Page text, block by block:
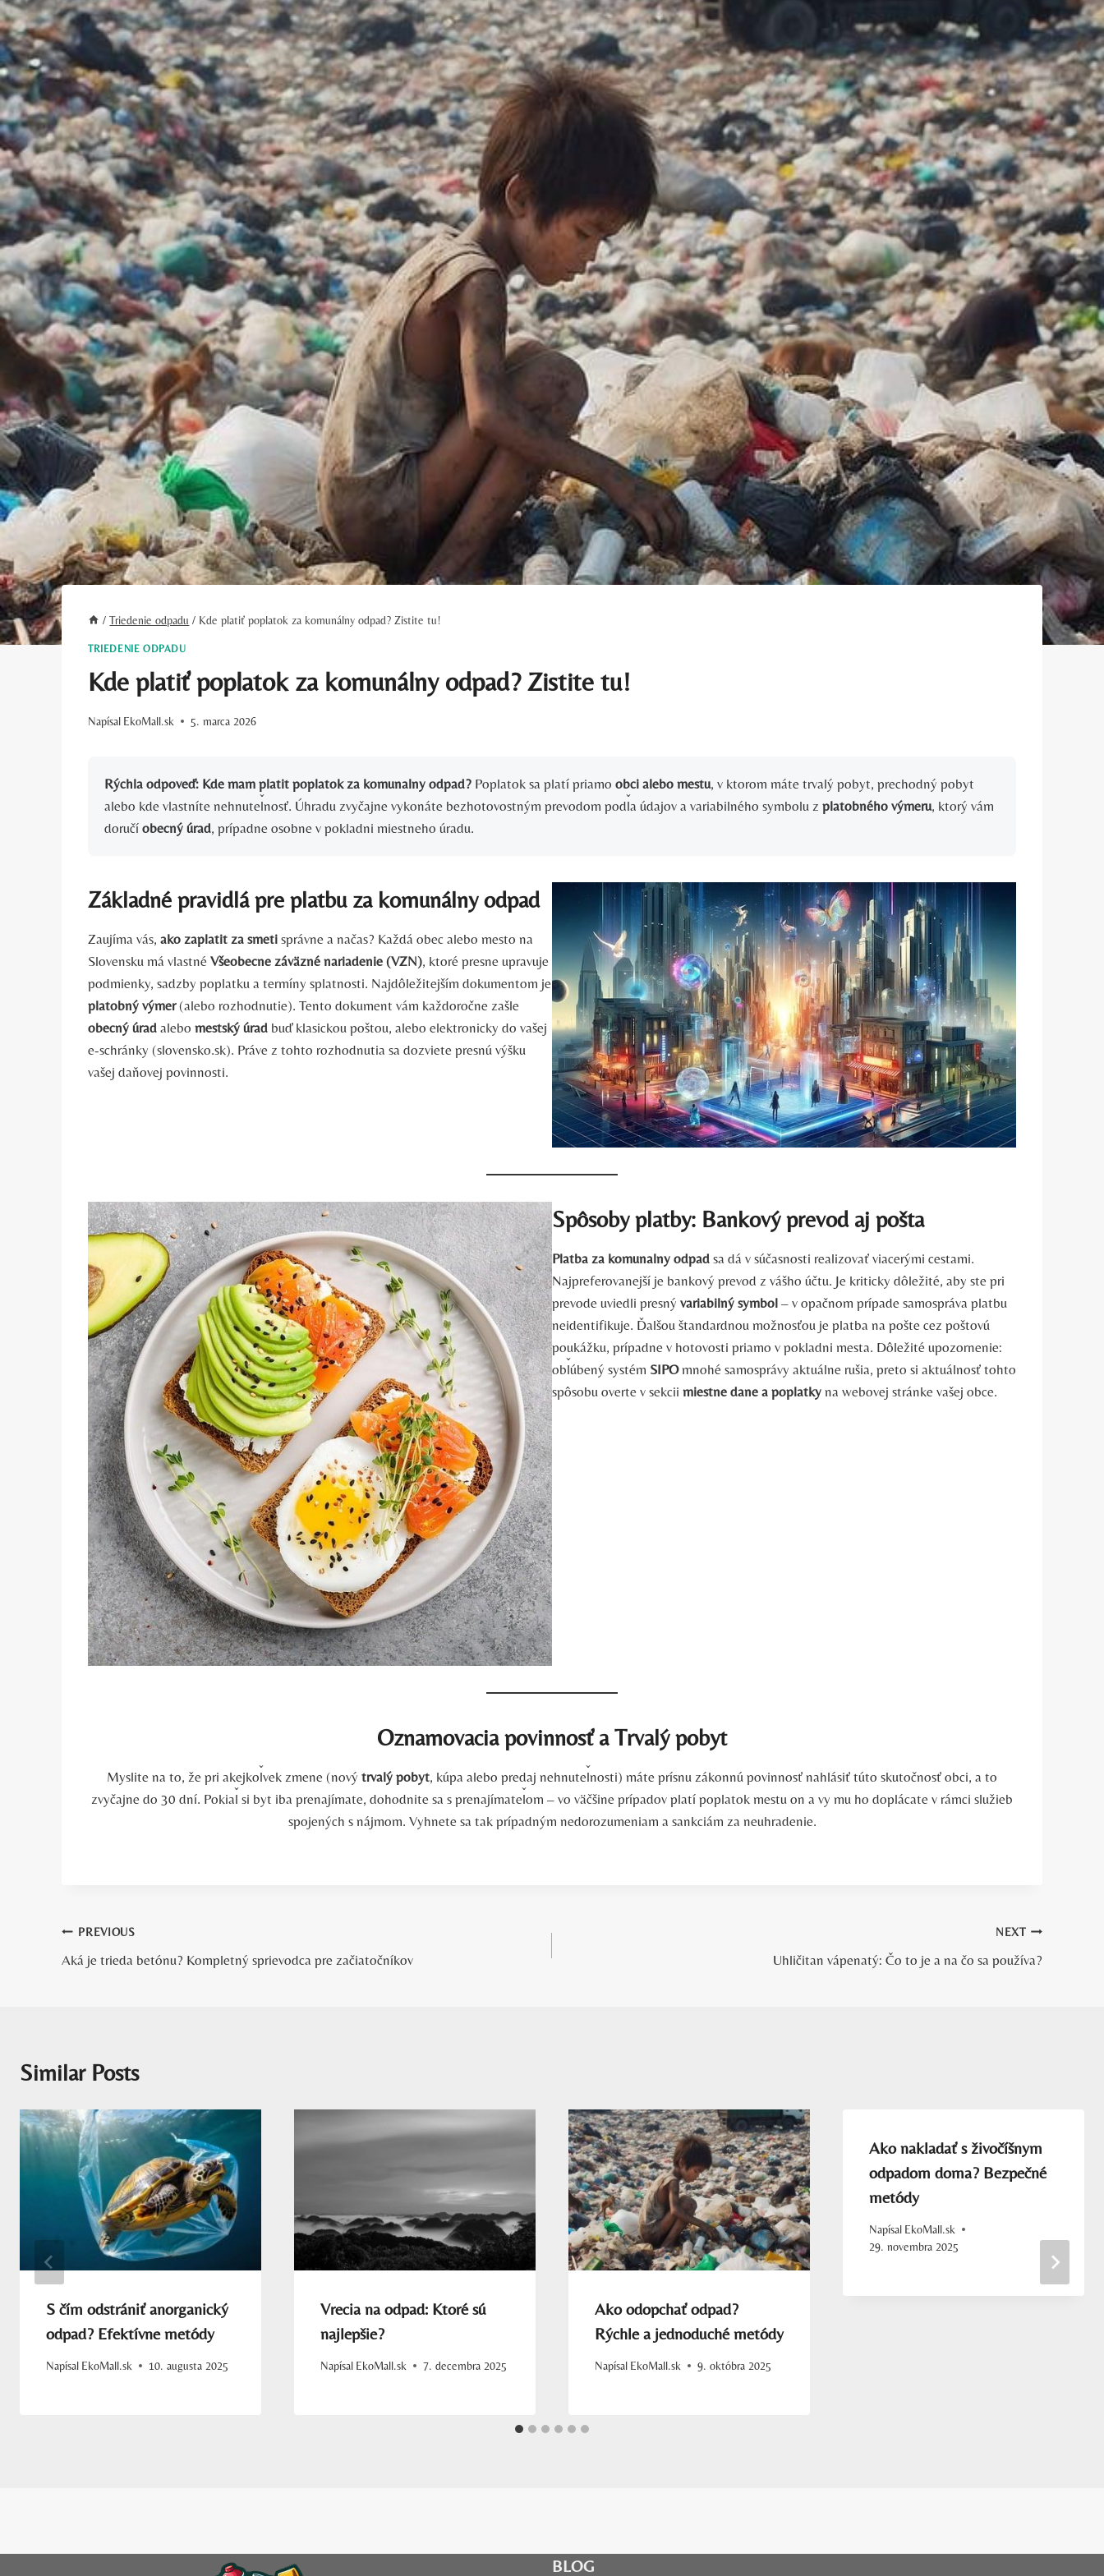
/ Triedenie odpadu / Kde platiť poplatok za komunálny odpad? Zistite tu!
TRIEDENIE ODPADU
Kde platiť poplatok za komunálny odpad? Zistite tu!
Napísal EkoMall.sk 5. marca 2026
Rýchla odpoveď: Kde mam platit poplatok za komunalny odpad? Poplatok sa platí priamo obci alebo mestu, v ktorom máte trvalý pobyt, prechodný pobyt
alebo kde vlastníte nehnuteľnosť. Úhradu zvyčajne vykonáte bezhotovostným prevodom podľa údajov a variabilného symbolu z platobného výmeru, ktorý vám
doručí obecný úrad, prípadne osobne v pokladni miestneho úradu.
Základné pravidlá pre platbu za komunálny odpad
Zaujíma vás, ako zaplatit za smeti správne a načas? Každá obec alebo mesto na
Slovensku má vlastné Všeobecne záväzné nariadenie (VZN), ktoré presne upravuje
podmienky, sadzby poplatku a termíny splatnosti. Najdôležitejším dokumentom je
platobný výmer(alebo rozhodnutie). Tento dokument vám každoročne zašle
obecný úrad alebo mestský úrad buď klasickou poštou, alebo elektronicky do vašej
e-schránky (slovensko.sk). Práve z tohto rozhodnutia sa dozviete presnú výšku
vašej daňovej povinnosti.
Spôsoby platby: Bankový prevod aj pošta
Platba za komunalny odpad sa dá v súčasnosti realizovať viacerými cestami.
Najpreferovanejší je bankový prevod z vášho účtu. Je kriticky dôležité, aby ste pri
prevode uviedli presný variabilný symbol – v opačnom prípade samospráva platbu
neidentifikuje. Ďalšou štandardnou možnosťou je platba na pošte cez poštovú
poukážku, prípadne v hotovosti priamo v pokladni mesta. Dôležité upozornenie:
obľúbený systém SIPOmnohé samosprávy aktuálne rušia, preto si aktuálnosť tohto
spôsobu overte v sekcii miestne dane a poplatky na webovej stránke vašej obce.
Oznamovacia povinnosť a Trvalý pobyt
Myslite na to, že pri akejkoľvek zmene (nový trvalý pobyt, kúpa alebo predaj nehnuteľnosti) máte prísnu zákonnú povinnosť nahlásiť túto skutočnosť obci, a to
zvyčajne do 30 dní. Pokiaľ si byt iba prenajímate, dohodnite sa s prenajímateľom – vo väčšine prípadov platí poplatok mestu on a vy mu ho doplácate v rámci služieb
spojených s nájmom. Vyhnete sa tak prípadným nedorozumeniam a sankciám za neuhradenie.
Navigácia
v
PREVIOUS
Aká je trieda betónu? Kompletný sprievodca pre začiatočníkov
NEXT
Uhličitan vápenatý: Čo to je a na čo sa používa?
Similar Posts
S čím odstrániť anorganický
odpad? Efektívne metódy
Napísal EkoMall.sk 10. augusta 2025
Vrecia na odpad: Ktoré sú
najlepšie?
Napísal EkoMall.sk 7. decembra 2025
Ako odopchať odpad?
Rýchle a jednoduché metódy
Napísal EkoMall.sk 9. októbra 2025
Ako nakladať s živočíšnym
odpadom doma? Bezpečné
metódy
Napísal EkoMall.sk
29. novembra 2025
BLOG